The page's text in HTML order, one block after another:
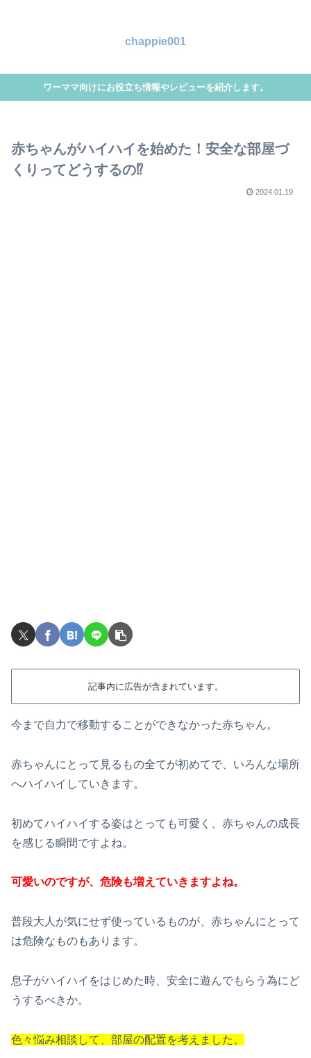
chappie001
ワーママ向けにお役立ち情報やレビューを紹介します。
赤ちゃんがハイハイを始めた！安全な部屋づ
くりってどうするの⁉
2024.01.19
記事内に広告が含まれています。
今まで自力で移動することができなかった赤ちゃん。
赤ちゃんにとって見るもの全てが初めてで、いろんな場所
へハイハイしていきます。
初めてハイハイする姿はとっても可愛く、赤ちゃんの成長
を感じる瞬間ですよね。
可愛いのですが、危険も増えていきますよね。
普段大人が気にせず使っているものが、赤ちゃんにとって
は危険なものもあります。
息子がハイハイをはじめた時、安全に遊んでもらう為にど
うするべきか。
色々悩み相談して、部屋の配置を考えました。